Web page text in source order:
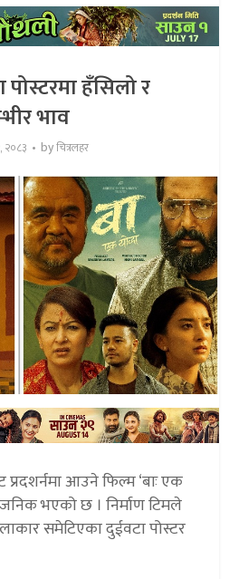
पोस्टरमा हँसिलो र
भाव
२०८३ byचित्रलहर
प्रदशर्नमा आउने फिल्म ‘बाः एक
भएको छ । निर्माण टिमले
समेटिएका दुईवटा पोस्टर